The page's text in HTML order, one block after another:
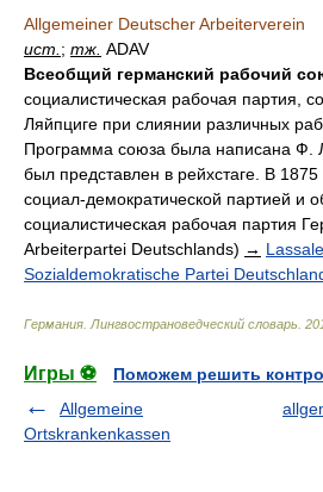
Allgemeiner Deutscher Arbeiterverein
ист. ; тж. ADAV
Всеобщий германский рабочий
социалистическая рабочая партия,
Ляйпциге при слиянии различных
Программа союза была написана Ф.
был представлен в рейхстаге. В
социал-демократической партией и
социалистическая рабочая партия
Arbeiterpartei Deutschlands) →
Sozialdemokratische Partei
Германия. Лингвострановедческий словарь
Игры ⚽
Поможем решить
Allgemeine
Ortskrankenkassen